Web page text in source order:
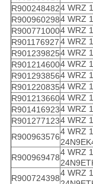
R9002484824 WRZ
R9009602984 WRZ
R9007710004 WRZ
R9011769274 WRZ
R9012398254 WRZ
R9012146004 WRZ
R9012938564 WRZ
R9012208354 WRZ
R9012136604 WRZ
R9014169234 WRZ
R9012771234 WRZ
R900963576
4 WRZ
R900969478
4 WRZ
R900724398
4 WRZ